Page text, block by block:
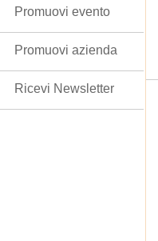
Promuovi evento
Promuovi azienda
Ricevi Newsletter